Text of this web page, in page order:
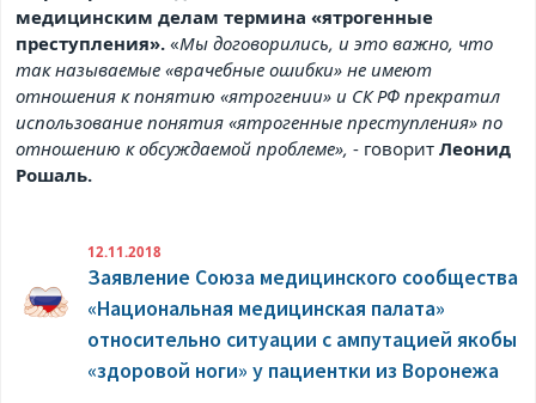
медицинским делам термина «ятрогенные
преступления». «Мы договорились, и это важно, что
так называемые «врачебные ошибки» не имеют
отношения к понятию «ятрогении» и СК РФ прекратил
использование понятия «ятрогенные преступления» по
отношению к обсуждаемой проблеме»,- говоритЛеонид
Рошаль.
12.11.2018
Заявление Союза медицинского сообщества
«Национальная медицинская палата»
относительно ситуации с ампутацией якобы
«здоровой ноги» у пациентки из Воронежа